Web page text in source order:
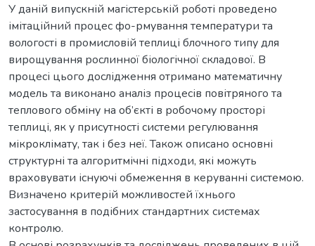
У даній випускній магістерській роботі проведено
імітаційний процес фо-рмування температури та
вологості в промисловій теплиці блочного типу для
вирощування рослинної біологічної складової. В
процесі цього дослідження отримано математичну
модель та виконано аналіз процесів повітряного та
теплового обміну на об’єкті в робочому просторі
теплиці, як у присутності системи регулювання
мікроклімату, так і без неї. Також описано основні
структурні та алгоритмічні підходи, які можуть
враховувати існуючі обмеження в керуванні системою.
Визначено критерій можливостей їхнього
застосування в подібних стандартних системах
контролю.